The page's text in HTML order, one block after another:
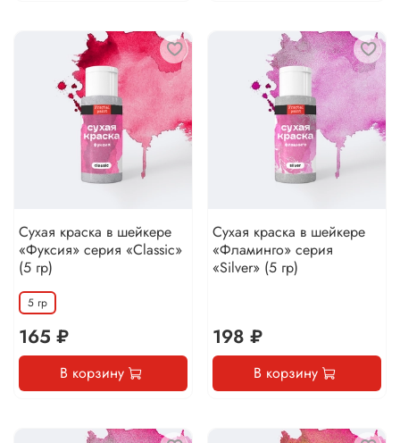
Сухая краска в шейкере
«Фуксия» серия «Classic»
(5 гр)
5 гр
165 ₽
В корзину
Сухая краска в шейкере
«Фламинго» серия
«Silver» (5 гр)
198 ₽
В корзину